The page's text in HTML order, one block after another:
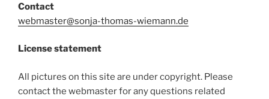
Contact
webmaster@sonja-thomas-wiemann.de
License statement
All pictures on this site are under copyright. Please
contact the webmaster for any questions related